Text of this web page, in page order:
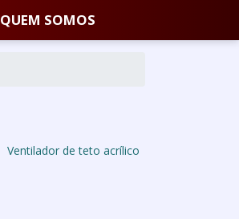
QUEM SOMOS
Ventilador de teto acrílico